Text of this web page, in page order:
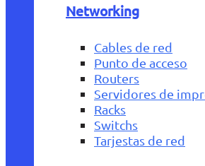
Networking
Cables de red
Punto de acceso
Routers
Servidores de
Racks
Switchs
Tarjestas de red